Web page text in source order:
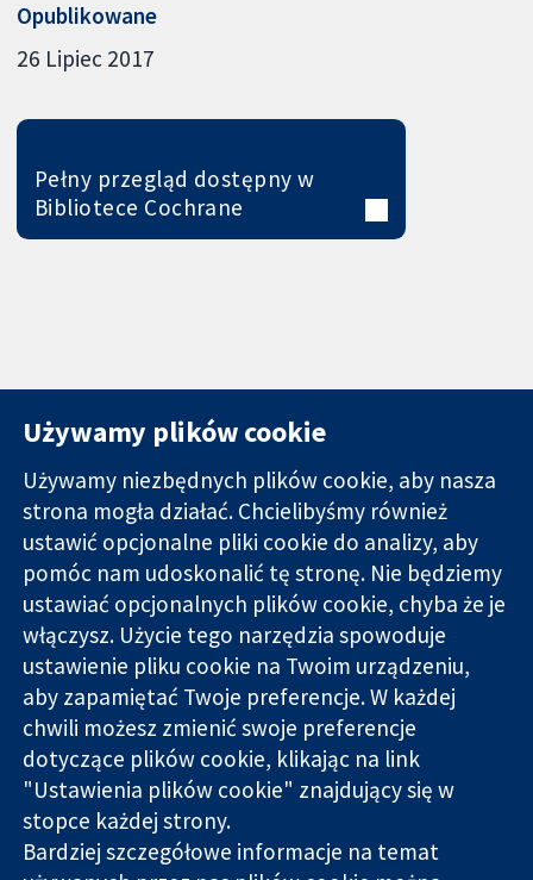
Opublikowane
26 Lipiec 2017
Pełny przegląd dostępny w
Bibliotece Cochrane
Wiarygodne dane
naukowe.
Świadome
decyzje.
Lepsze zdrowie.
11-13 Cavendish
Square
Londyn
W1G 0AN
Wielka Brytania
Kontakt
Nowości
Biuro
prasowe
O nas
Praca
Cochrane
Library
Cochrane Collaboration to organizacja charytatywna (nr
1045921) i spółka z ograniczoną odpowiedzialnością (nr
03044323) zarejestrowana w Anglii i Walii. Numer rejestracyjny
Używamy plików cookie
Używamy niezbędnych plików cookie, aby nasza
strona mogła działać. Chcielibyśmy również
ustawić opcjonalne pliki cookie do analizy, aby
pomóc nam udoskonalić tę stronę. Nie będziemy
ustawiać opcjonalnych plików cookie, chyba że je
włączysz. Użycie tego narzędzia spowoduje
ustawienie pliku cookie na Twoim urządzeniu,
aby zapamiętać Twoje preferencje. W każdej
chwili możesz zmienić swoje preferencje
dotyczące plików cookie, klikając na link
"Ustawienia plików cookie" znajdujący się w
stopce każdej strony.
Bardziej szczegółowe informacje na temat